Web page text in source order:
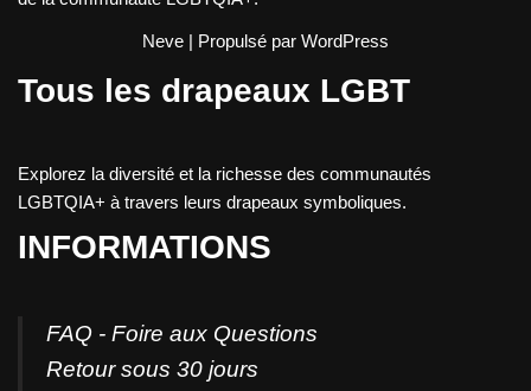
Neve | Propulsé par WordPress
Tous les drapeaux LGBT
Explorez la diversité et la richesse des communautés
LGBTQIA+ à travers leurs drapeaux symboliques.
INFORMATIONS
FAQ - Foire aux Questions
Retour sous 30 jours